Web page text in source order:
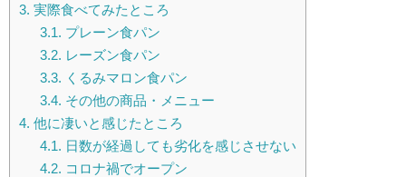
3. 実際食べてみたところ
3.1. プレーン食パン
3.2. レーズン食パン
3.3. くるみマロン食パン
3.4. その他の商品・メニュー
4. 他に凄いと感じたところ
4.1. 日数が経過しても劣化を感じさせない
4.2. コロナ禍でオープン